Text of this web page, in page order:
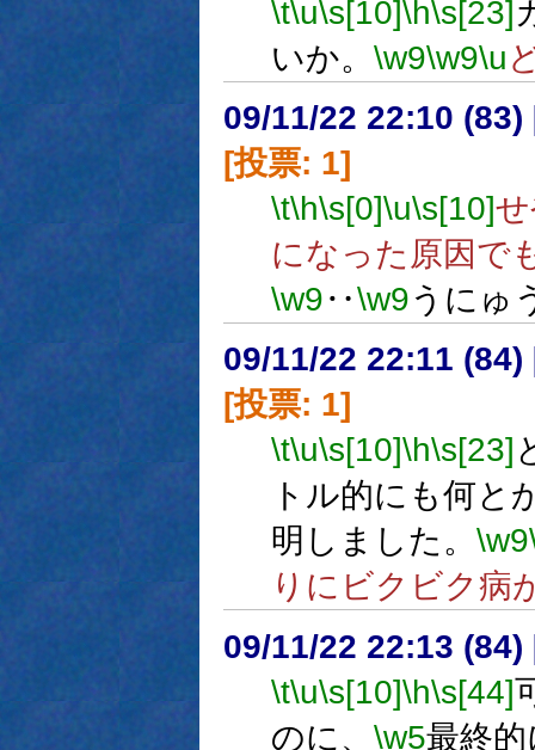
\t\u\s[10]\h\s[23]
いか。 \w9\w9\u
09/11/22 22:10 (83)
[投票: 1]
\t\h\s[0]\u\s[10]
になった原因で
\w9‥\w9うにゅ
09/11/22 22:11 (84)
[投票: 1]
\t\u\s[10]\h\s[23]
トル的にも何と
明しました。 \w9
りにビクビク病
09/11/22 22:13 (84)
\t\u\s[10]\h\s[44]
のに、 \w5最終